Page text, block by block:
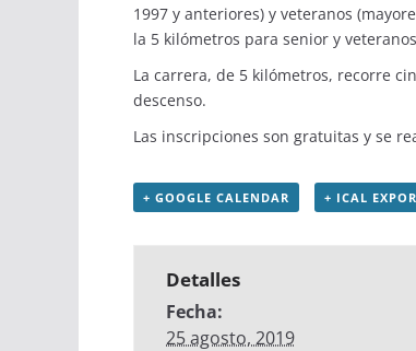
1997 y anteriores) y veteranos
la 5 kilómetros para senior y
La carrera, de 5 kilómetros, recorre
descenso.
Las inscripciones son gratuitas y se
+ GOOGLE CALENDAR + ICAL
Detalles
Fecha:
25 agosto, 2019